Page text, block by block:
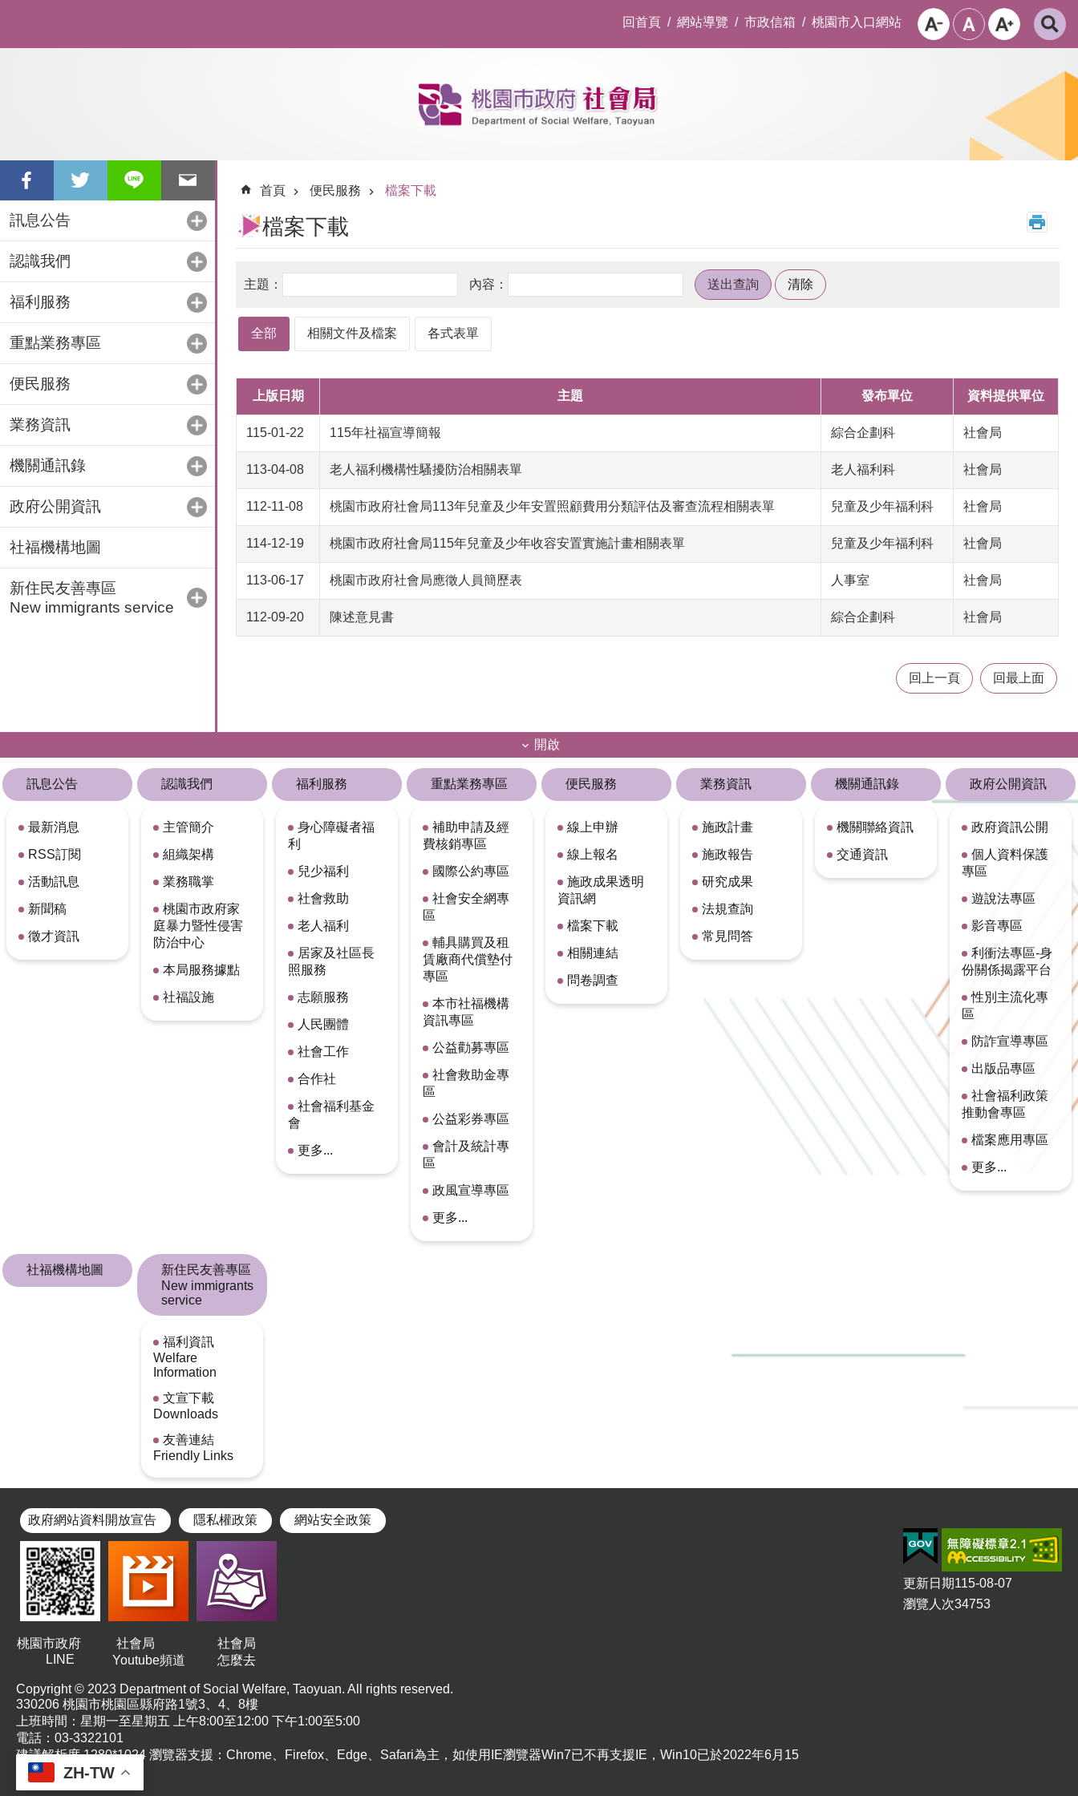
ZH-TW
回首頁 網站導覽 市政信箱 桃園市入口網站
訊息公告
認識我們
福利服務
重點業務專區
便民服務
業務資訊
機關通訊錄
政府公開資訊
社福機構地圖
新住民友善專區
New immigrants service
首頁 便民服務 檔案下載
檔案下載
全部 相關文件及檔案 各式表單
上版日期 主題 發布單位 資料提供單位
115-01-22 115年社福宣導簡報 綜合企劃科 社會局
113-04-08 老人福利機構性騷擾防治相關表單 老人福利科 社會局
112-11-08 桃園市政府社會局113年兒童及少年安置照顧費用分類評估及審查流程相關表單 兒童及少年福利科 社會局
114-12-19 桃園市政府社會局115年兒童及少年收容安置實施計畫相關表單 兒童及少年福利科 社會局
113-06-17 桃園市政府社會局應徵人員簡歷表 人事室 社會局
112-09-20 陳述意見書 綜合企劃科 社會局
回上一頁 回最上面
開啟
訊息公告
最新消息
RSS訂閱
活動訊息
新聞稿
徵才資訊
認識我們
主管簡介
組織架構
業務職掌
桃園市政府家
庭暴力暨性侵害
防治中心
本局服務據點
社福設施
福利服務
身心障礙者福
利
兒少福利
社會救助
老人福利
居家及社區長
照服務
志願服務
人民團體
社會工作
合作社
社會福利基金
會
更多...
重點業務專區
補助申請及經
費核銷專區
國際公約專區
社會安全網專
區
輔具購買及租
賃廠商代償墊付
專區
本市社福機構
資訊專區
公益勸募專區
社會救助金專
區
公益彩券專區
會計及統計專
區
政風宣導專區
更多...
便民服務
線上申辦
線上報名
施政成果透明
資訊網
檔案下載
相關連結
問卷調查
業務資訊
施政計畫
施政報告
研究成果
法規查詢
常見問答
機關通訊錄
機關聯絡資訊
交通資訊
政府公開資訊
政府資訊公開
個人資料保護
專區
遊說法專區
影音專區
利衝法專區-身
份關係揭露平台
性別主流化專
區
防詐宣導專區
出版品專區
社會福利政策
推動會專區
檔案應用專區
更多...
社福機構地圖
新住民友善專區
New immigrants
service
福利資訊
Welfare
Information
文宣下載
Downloads
友善連結
Friendly Links
政府網站資料開放宣告 隱私權政策 網站安全政策
桃園市政府
LINE
社會局
Youtube頻道
社會局
怎麼去
Copyright © 2023 Department of Social Welfare, Taoyuan. All rights reserved.
330206 桃園市桃園區縣府路1號3、4、8樓
上班時間：星期一至星期五 上午8:00至12:00 下午1:00至5:00
電話：03-3322101
建議解析度 1280*1024 瀏覽器支援：Chrome、Firefox、Edge、Safari為主，如使用IE瀏覽器Win7已不再支援IE，Win10已於2022年6月15
日淘汰並停止支援IE。
更新日期115-08-07
瀏覽人次34753